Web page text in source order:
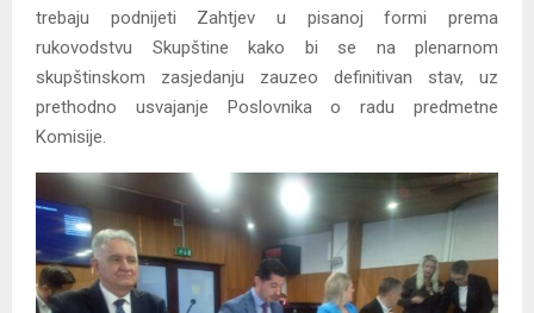
trebaju podnijeti Zahtjev u pisanoj formi prema
rukovodstvu Skupštine kako bi se na plenarnom
skupštinskom zasjedanju zauzeo definitivan stav, uz
prethodno usvajanje Poslovnika o radu predmetne
Komisije.